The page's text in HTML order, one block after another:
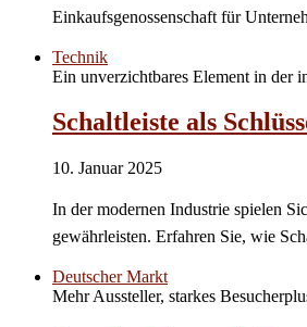
Einkaufsgenossenschaft für
Technik
Ein unverzichtbares Element in der
Schaltleiste als
10. Januar 2025
In der modernen Industrie spielen
gewährleisten. Erfahren Sie, wie
Deutscher Markt
Mehr Aussteller, starkes